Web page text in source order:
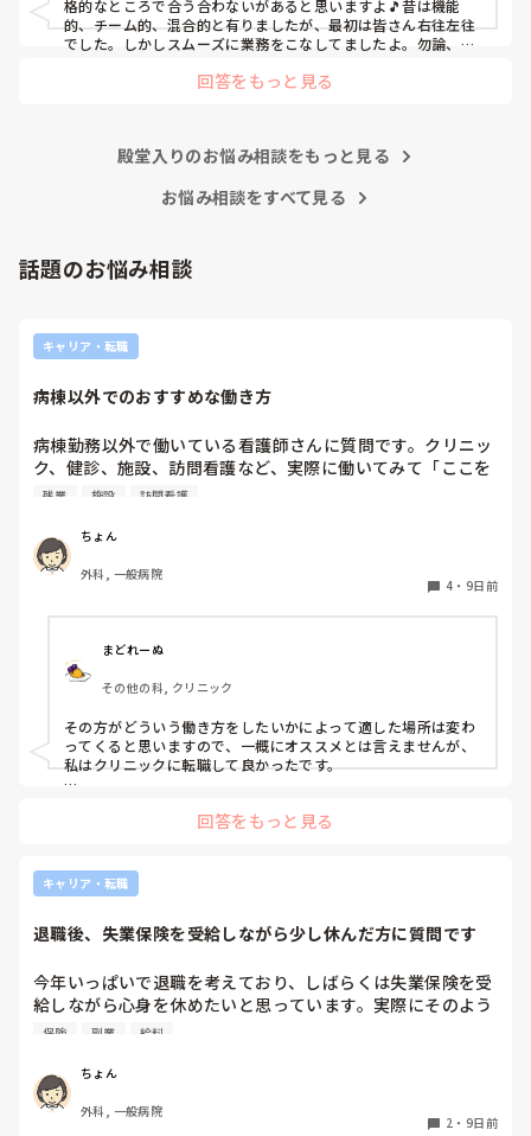
仕事しか新人にさせていませんでした。PNSを廃止した病棟
では、イベントは必ずと言っていいほど新人に担当させて、
ることがどんどん増えていったと思っています。
朝の情報収集にも時間がかかり、結果、患者のことがわから
の意味があるのか疑問です。
やったことないの！？もう10ヶ月なんだから、未経験なこと
新人さんが可愛そう、と感じることもある反面、ペアの先輩
が何か処置をしているけど、ペアの新人はのんびり記録して
がいいんじゃないの？」と声をかけても、「記録終わってな
早く色々覚えたい！という、意欲があまり感じられず…これ
はPNS云々よりも、その新人の性格かな？とも思いました
が、ほとんどの新人に当てはまりました。。。時代柄でしょ
私はどちらかといえば、PNSは好きじゃありません。
でもPNSでやれというからには、もっと業務量に見合った、
新人を指導しながら業務ができるゆとりが欲しいです。
いと思いますか？
格的なところで合う合わないがあると思いますよ🎵昔は機能
的、チーム的、混合的と有りましたが、最初は皆さん右往左往
でした。しかしスムーズに業務をこなしてましたよ。勿論、指
と意見交換を行うべきと思いますよ🎵それに人手が足りないの
の向き合い方になると思いますよ🎵僕は昔の人間なので、昔は
いと思います。昔は患者様、スタッフ全員に目を配れる人が沢
るなら実施してみてはどうでしょうか⁉️そういう事と思います
回答をもっと見る
殿堂入りのお悩み相談をもっと見る
お悩み相談をすべて見る
話題のお悩み相談
キャリア・転職
病棟以外でのおすすめな働き方
病棟勤務以外で働いている看護師さんに質問です。クリニッ
ク、健診、施設、訪問看護など、実際に働いてみて「ここを
選んで良かった」と思う職場はありますか？仕事内容や残業
残業 施設 訪問看護
ちょん
外科, 一般病院
4 ・ 9日前
まどれーぬ
その他の科, クリニック
その方がどういう働き方をしたいかによって適した場所は変わ
ってくると思いますので、一概にオススメとは言えませんが、
私はクリニックに転職して良かったです。
で、日勤のみの働き方ができるところを求めました。
日勤のみの働き方になってから、体調はすこぶる良好です
仕事内容も自分に合うところを求めて幾度もクリニックを転々
残業はどこのクリニックもほとんどありませんでした。
お休みの取りやすさは、クリニックの規模によって異なると思
います。
フト制になったりします。
人数が多いところは比較的お休みも取りやすいのではないかと
思います。
私はシフト制は嫌なので、曜日固定のところを選ぶようにして
回答をもっと見る
キャリア・転職
退職後、失業保険を受給しながら少し休んだ方に質問です
今年いっぱいで退職を考えており、しばらくは失業保険を受
給しながら心身を休めたいと思っています。実際にそのよう
な過ごし方をされた方は、どのくらい休みましたか？「休ん
があれば教えていただきたいです。
保険 副業 給料
ちょん
外科, 一般病院
2 ・ 9日前